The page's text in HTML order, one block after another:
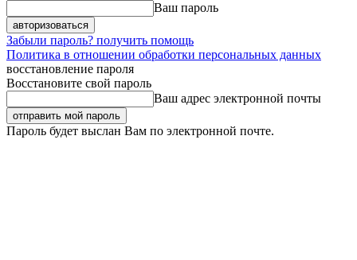
Ваш пароль
Забыли пароль? получить помощь
Политика в отношении обработки персональных данных
восстановление пароля
Восстановите свой пароль
Ваш адрес электронной почты
Пароль будет выслан Вам по электронной почте.